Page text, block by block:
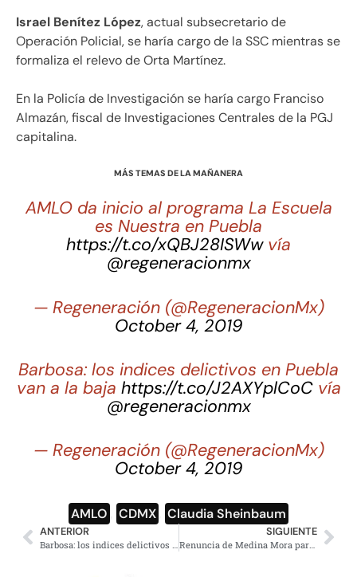
Israel Benítez López, actual subsecretario de
Operación Policial, se haría cargo de la SSC mientras se
formaliza el relevo de Orta Martínez.
En la Policía de Investigación se haría cargo Franciso
Almazán, fiscal de Investigaciones Centrales de la PGJ
capitalina.
MÁS TEMAS DE LA MAÑANERA
AMLO da inicio al programa La Escuela
es Nuestra en Puebla
https://t.co/xQBJ28ISWwvía
@regeneracionmx
— Regeneración (@RegeneracionMx)
October 4, 2019
Barbosa: los indices delictivos en Puebla
van a la baja https://t.co/J2AXYplCoCvía
@regeneracionmx
— Regeneración (@RegeneracionMx)
October 4, 2019
AMLO CDMX Claudia Sheinbaum
ANTERIOR SIGUIENTE
Renuncia de Medina Mora para atender denuncias en su contra: AMLO